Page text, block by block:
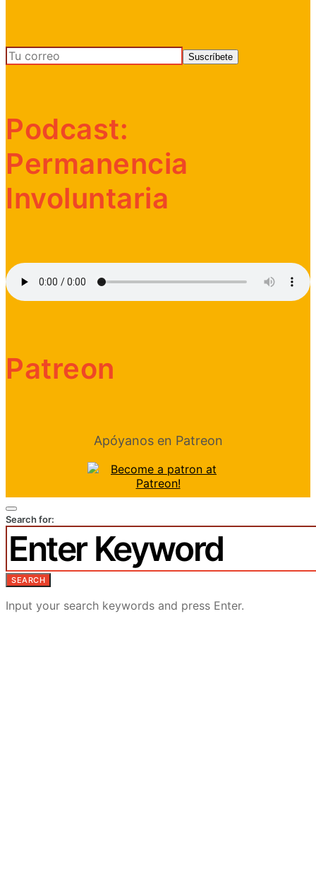
Podcast:
Permanencia
Involuntaria
Patreon
Apóyanos en Patreon
Search for:
SEARCH
Input your search keywords and press Enter.